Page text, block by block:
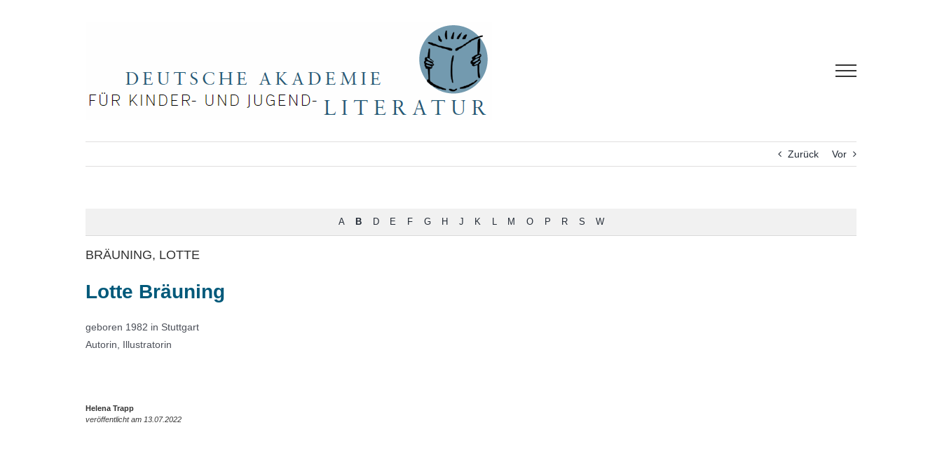
Zurück Vor
A B D E F G H J K L M O P R S W
BRÄUNING, LOTTE
Lotte Bräuning
geboren 1982 in Stuttgart
Autorin, Illustratorin
Helena Trapp
veröffentlicht am 13.07.2022